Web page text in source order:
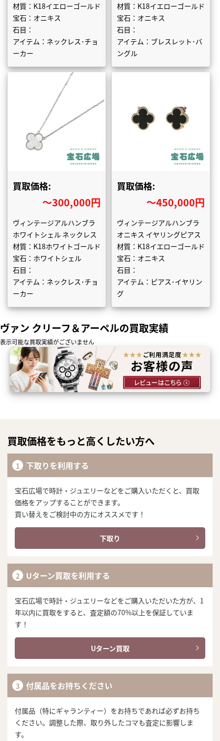
材質：K18イエローゴールド
宝石：オニキス
石目：
アイテム：ネックレス･チョ
ーカー
材質：K18イエローゴールド
宝石：オニキス
石目：
アイテム：ブレスレット･バ
ングル
買取価格:
〜300,000円
ヴィンテージアルハンブラ
ホワイトシェル ネックレス
材質：K18ホワイトゴールド
宝石：ホワイトシェル
石目：
アイテム：ネックレス･チョ
ーカー
買取価格:
〜450,000円
ヴィンテージアルハンブラ
オニキス イヤリングピアス
材質：K18イエローゴールド
宝石：オニキス
石目：
アイテム：ピアス･イヤリン
グ
ヴァン クリーフ＆アーペルの買取実績
表示可能な買取実績がございません
買取価格をもっと高くしたい方へ
下取りを利用する
宝石広場で時計・ジュエリーなどをご購入いただくと、買取
価格をアップすることができます。
買い替えをご検討中の方にオススメです！
下取り
Uターン買取を利用する
宝石広場で時計・ジュエリーなどをご購入いただいた方が、1
年以内に買取をすると、査定額の70%以上を保証していま
す！
Uターン買取
付属品をお持ちください
付属品（特にギャランティー）をお持ちであれば必ずお持ち
ください。調整した際、取り外したコマも査定に影響しま
す。